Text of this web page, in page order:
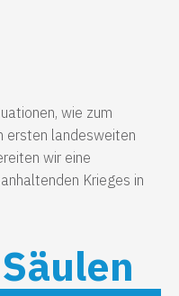
wie zum
ersten landesweiten
wir eine
Krieges in